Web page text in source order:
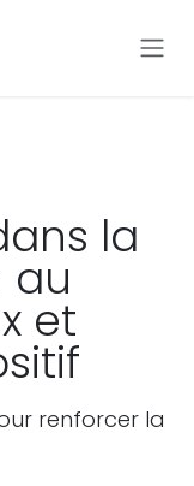
la
au
et
renforcer la